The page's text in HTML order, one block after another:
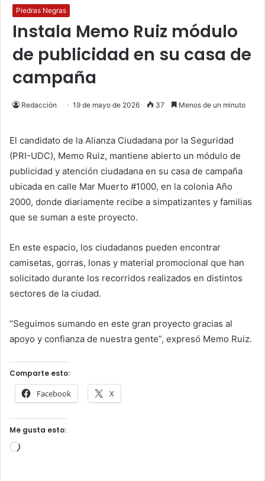
Piedras Negras
Instala Memo Ruiz módulo
de publicidad en su casa de
campaña
Redacción 19 de mayo de 2026 37 Menos de un minuto
El candidato de la Alianza Ciudadana por la Seguridad
(PRI-UDC), Memo Ruiz, mantiene abierto un módulo de
publicidad y atención ciudadana en su casa de campaña
ubicada en calle Mar Muerto #1000, en la colonia Año
2000, donde diariamente recibe a simpatizantes y familias
que se suman a este proyecto.
En este espacio, los ciudadanos pueden encontrar
camisetas, gorras, lonas y material promocional que han
solicitado durante los recorridos realizados en distintos
sectores de la ciudad.
“Seguimos sumando en este gran proyecto gracias al
apoyo y confianza de nuestra gente”, expresó Memo Ruiz.
Comparte esto:
Facebook X
Me gusta esto:
Cargando...